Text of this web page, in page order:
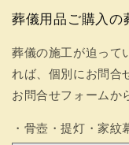
葬儀用品ご購入の
葬儀の施工が迫って
れば、個別にお問合
お問合せフォームか
・骨壺・提灯・家紋